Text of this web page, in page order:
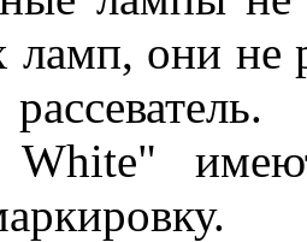
ламп, они не
White"